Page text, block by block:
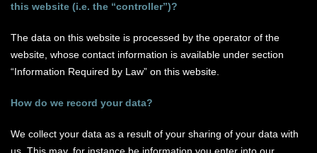
this website (i.e. the “controller”)?
The data on this website is processed by the operator of the
website, whose contact information is available under section
“Information Required by Law” on this website.
How do we record your data?
We collect your data as a result of your sharing of your data with